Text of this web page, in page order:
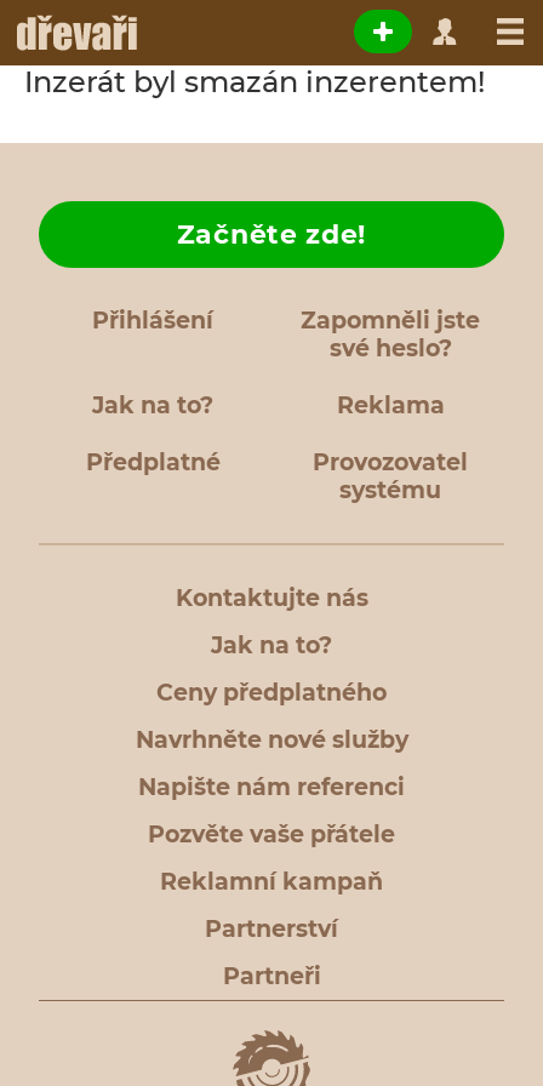
Inzerát byl smazán inzerentem!
Přihlášení
Zapomněli jste
své heslo?
Jak na to?
Začněte zde!
Reklama
Předplatné
Provozovatel
systému
Kontaktujte nás
Jak na to?
Ceny předplatného
Navrhněte nové služby
Napište nám referenci
Pozvěte vaše přátele
Reklamní kampaň
Partnerství
Partneři